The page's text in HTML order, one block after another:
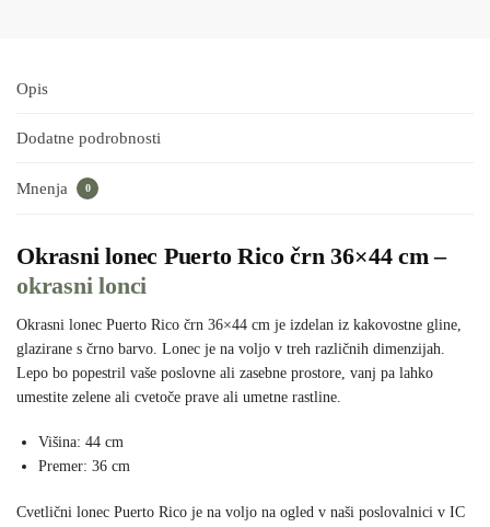
Opis
Dodatne podrobnosti
Mnenja 0
Okrasni lonec Puerto Rico črn 36×44 cm –
okrasni lonci
Okrasni lonec Puerto Rico črn 36×44 cm je izdelan iz kakovostne gline,
glazirane s črno barvo. Lonec je na voljo v treh različnih dimenzijah.
Lepo bo popestril vaše poslovne ali zasebne prostore, vanj pa lahko
umestite zelene ali cvetoče prave ali umetne rastline.
Višina: 44 cm
Premer: 36 cm
Cvetlični lonec Puerto Rico je na voljo na ogled v naši poslovalnici v IC